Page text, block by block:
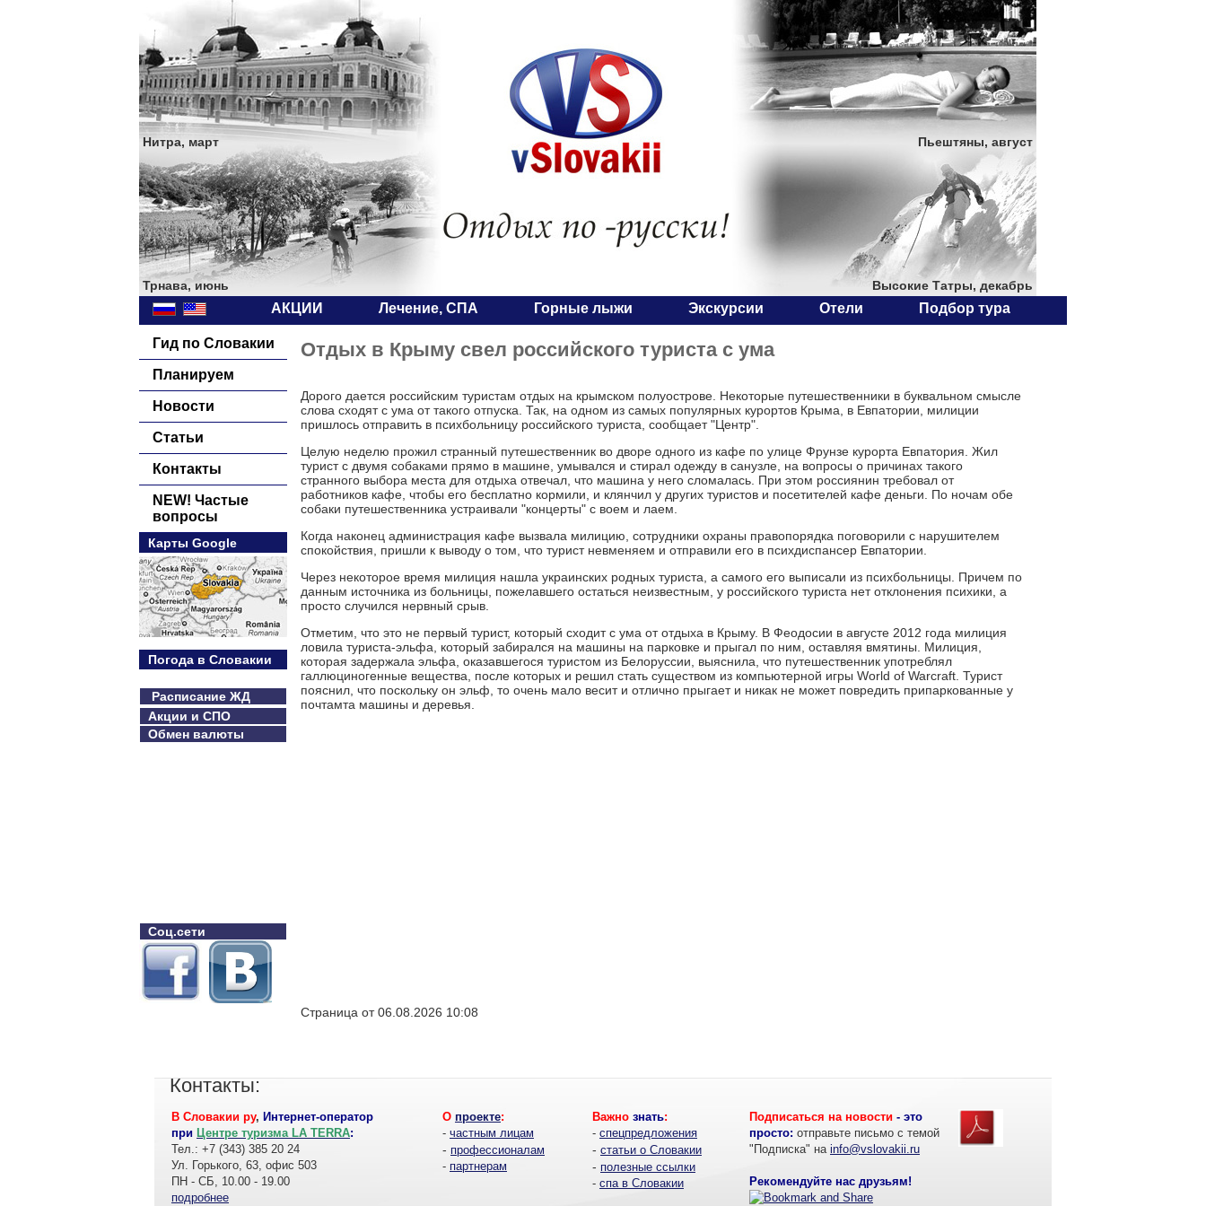
Нитра, март
Трнава, июнь
Пьештяны, август
Высокие Татры, декабрь
АКЦИИ Лечение, СПА Горные лыжи Экскурсии Отели Подбор тура
Гид по Словакии
Планируем
Новости
Статьи
Контакты
NEW! Частые
вопросы
Карты Google
Погода в Словакии
Расписание ЖД
Акции и СПО
Обмен валюты
Соц.сети
Отдых в Крыму свел российского туриста с ума
Дорого дается российским туристам отдых на крымском полуострове. Некоторые путешественники в буквальном смысле
слова сходят с ума от такого отпуска. Так, на одном из самых популярных курортов Крыма, в Евпатории, милиции
пришлось отправить в психбольницу российского туриста, сообщает "Центр".
Целую неделю прожил странный путешественник во дворе одного из кафе по улице Фрунзе курорта Евпатория. Жил
турист с двумя собаками прямо в машине, умывался и стирал одежду в санузле, на вопросы о причинах такого
странного выбора места для отдыха отвечал, что машина у него сломалась. При этом россиянин требовал от
работников кафе, чтобы его бесплатно кормили, и клянчил у других туристов и посетителей кафе деньги. По ночам обе
собаки путешественника устраивали "концерты" с воем и лаем.
Когда наконец администрация кафе вызвала милицию, сотрудники охраны правопорядка поговорили с нарушителем
спокойствия, пришли к выводу о том, что турист невменяем и отправили его в психдиспансер Евпатории.
Через некоторое время милиция нашла украинских родных туриста, а самого его выписали из психбольницы. Причем по
данным источника из больницы, пожелавшего остаться неизвестным, у российского туриста нет отклонения психики, а
просто случился нервный срыв.
Отметим, что это не первый турист, который сходит с ума от отдыха в Крыму. В Феодосии в августе 2012 года милиция
ловила туриста-эльфа, который забирался на машины на парковке и прыгал по ним, оставляя вмятины. Милиция,
которая задержала эльфа, оказавшегося туристом из Белоруссии, выяснила, что путешественник употреблял
галлюциногенные вещества, после которых и решил стать существом из компьютерной игры World of Warcraft. Турист
пояснил, что поскольку он эльф, то очень мало весит и отлично прыгает и никак не может повредить припаркованные у
почтамта машины и деревья.
Страница от 06.08.2026 10:08
Контакты:
В Словакии ру, Интернет-оператор
при Центре туризма LA TERRA:
Тел.: +7 (343) 385 20 24
Ул. Горького, 63, офис 503
ПН - СБ, 10.00 - 19.00
подробнее
О проекте:
- частным лицам
- профессионалам
- партнерам
Важно знать:
- спецпредложения
- статьи о Словакии
- полезные ссылки
- спа в Словакии
Подписаться на новости - это
просто: отправьте письмо с темой
"Подписка" на info@vslovakii.ru
Рекомендуйте нас друзьям!